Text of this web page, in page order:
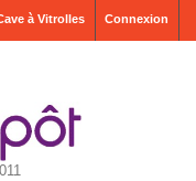
Connexion
à Vitrolles